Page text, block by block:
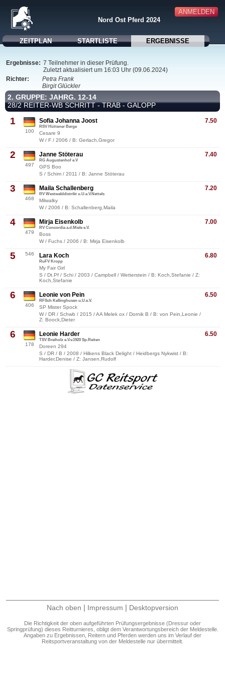
ANMELDEN
Nord Ost Pferd 2024
ZEITPLAN STARTLISTE ERGEBNISSE
Ergebnisse: 7 Teilnehmer in dieser Prüfung.
Zuletzt aktualisiert um 16:03 Uhr (09.06.2024)
Richter:
Petra Frank
Birgit Glückler
2. GRUPPE: JAHRG. 12-14
28/2 REITER-WB SCHRITT - TRAB - GALOPP
1
100
7.50
Sofia Johanna Joost
RSV Hüttener Berge
Cesare 9
W / F / 2006 / B: Gerlach,Gregor
2
497
7.40
Janne Stöterau
RG Augustenhof e.V
GPS Boo
S / Schim / 2011 / B: Janne Stöterau
3
468
7.20
Maila Schallenberg
RV Westwalddistrikt u.U.e.V.Nettels
Milwalky
W / 2006 / B: Schallenberg,Maila
4
479
7.00
Mirja Eisenkolb
RV Concordia a.d.Miele e.V.
Boss
W / Fuchs / 2006 / B: Mirja Eisenkolb
5 546 6.80
Lara Koch
RuFV Kropp
My Fair Girl
S / Dt.Pf / Schi / 2003 / Campbell / Wetterstein / B: Koch,Stefanie / Z:
Koch,Stefanie
6
406
6.50
Leonie von Pein
RFSch Kellinghusen u.U.e.V.
SP Mister Spock
W / DR / Schwb / 2015 / AA Melek ox / Dornik B / B: von Pein,Leonie /
Z: Boock,Dieter
6
178
6.50
Leonie Harder
TSV Breiholz e.V.v.1920 Sp.Reiten
Doreen 294
S / DR / B / 2008 / Hilkens Black Delight / Heidbergs Nykwist / B:
Harder,Denise / Z: Jansen,Rudolf
Nach oben | Impressum | Desktopversion
Die Richtigkeit der oben aufgeführten Prüfungsergebnisse (Dressur oder
Springprüfung) dieses Reitturnieres, obligt dem Verantwortungsbereich der Meldestelle.
Angaben zu Ergebnissen, Reitern und Pferden werden uns im Verlauf der
Reitsportveranstaltung von der Meldestelle nur übermittelt.